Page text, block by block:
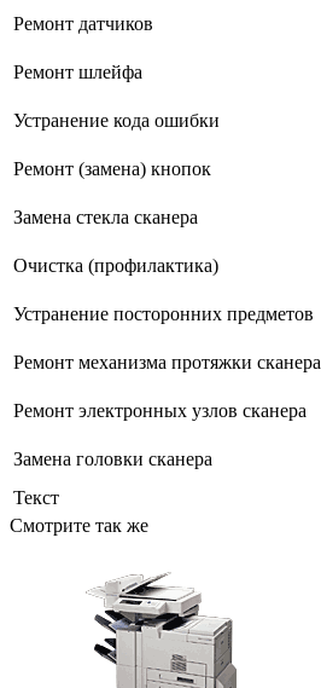
Ремонт датчиков
Ремонт шлейфа
Устранение кода ошибки
Ремонт (замена) кнопок
Замена стекла сканера
Очистка (профилактика)
Устранение посторонних предметов
Ремонт механизма протяжки сканера
Ремонт электронных узлов сканера
Замена головки сканера
Текст
Смотрите так же